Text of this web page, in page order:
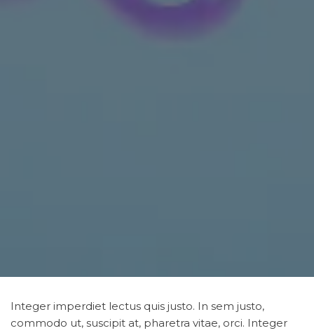
Integer imperdiet lectus quis justo. In sem justo,
commodo ut, suscipit at, pharetra vitae, orci. Integer